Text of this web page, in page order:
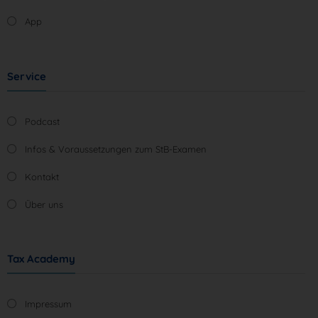
App
Service
Podcast
Infos & Voraussetzungen zum StB-Examen
Kontakt
Über uns
Tax Academy
Impressum